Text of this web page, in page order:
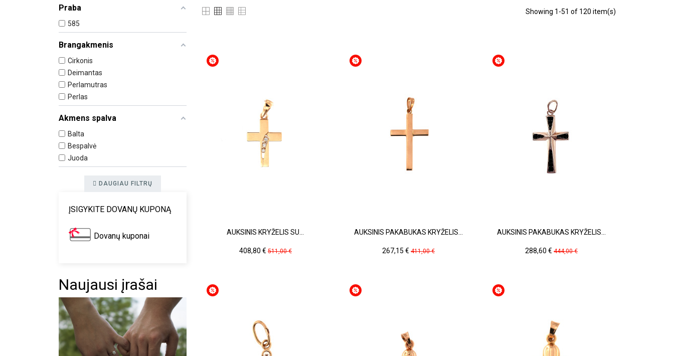
Praba
585
Brangakmenis
Cirkonis
Deimantas
Perlamutras
Perlas
Akmens spalva
Balta
Bespalvė
Juoda
DAUGIAU FILTRŲ
ĮSIGYKITE DOVANŲ KUPONĄ
Dovanų kuponai
Naujausi įrašai
Showing 1-51 of 120 item(s)
AUKSINIS KRYŽELIS SU...
Kaina
408,80 € Pradinė
kaina
511,00 €
AUKSINIS PAKABUKAS KRYŽELIS...
Kaina
267,15 € Pradinė
kaina
411,00 €
AUKSINIS PAKABUKAS KRYŽELIS...
Kaina
288,60 € Pradinė
kaina
444,00 €